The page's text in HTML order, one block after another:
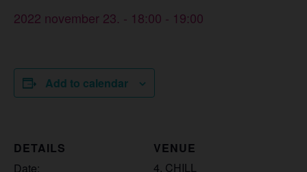
2022 november 23. - 18:00 - 19:00
Add to calendar
DETAILS
Date:
VENUE
4. CHILL